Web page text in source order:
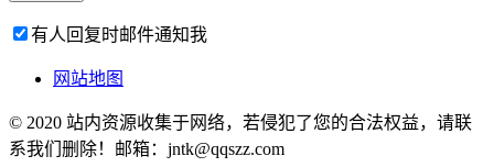
有人回复时邮件通知我
网站地图
© 2020 站内资源收集于网络，若侵犯了您的合法权益，请联
系我们删除！邮箱：jntk@qqszz.com